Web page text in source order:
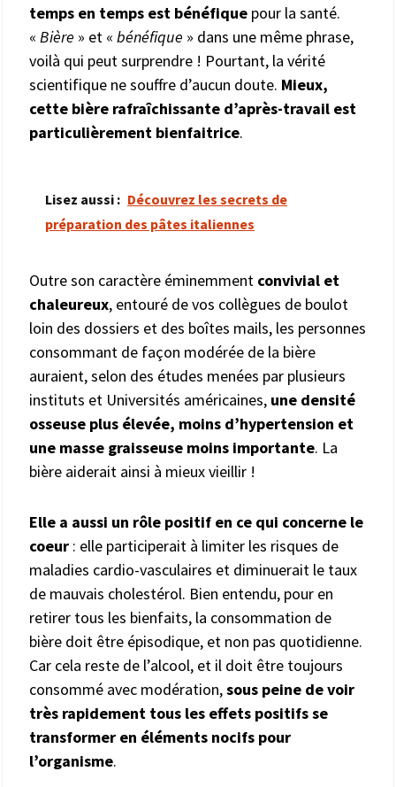
temps en temps est bénéfique pour la santé.
« Bière » et « bénéfique » dans une même phrase,
voilà qui peut surprendre ! Pourtant, la vérité
scientifique ne souffre d’aucun doute. Mieux,
cette bière rafraîchissante d’après-travail est
particulièrement bienfaitrice.
Lisez aussi : Découvrez les secrets de
préparation des pâtes italiennes
Outre son caractère éminemment convivial et
chaleureux, entouré de vos collègues de boulot
loin des dossiers et des boîtes mails, les personnes
consommant de façon modérée de la bière
auraient, selon des études menées par plusieurs
instituts et Universités américaines, une densité
osseuse plus élevée, moins d’hypertension et
une masse graisseuse moins importante. La
bière aiderait ainsi à mieux vieillir !
Elle a aussi un rôle positif en ce qui concerne le
coeur : elle participerait à limiter les risques de
maladies cardio-vasculaires et diminuerait le taux
de mauvais cholestérol. Bien entendu, pour en
retirer tous les bienfaits, la consommation de
bière doit être épisodique, et non pas quotidienne.
Car cela reste de l’alcool, et il doit être toujours
consommé avec modération,sous peine de voir
très rapidement tous les effets positifs se
transformer en éléments nocifs pour
l’organisme.